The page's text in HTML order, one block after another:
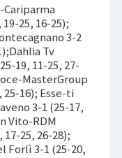
Cariparma
25, 16-25);
3-2
Tv
19, 11-25, 27-
MasterGroup
25-16); Esse-ti
3-1 (25-17,
Vito-RDM
17-25, 26-28);
Forlì 3-1 (25-20,